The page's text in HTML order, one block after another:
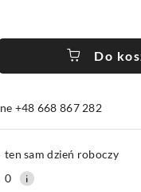
Do
+48 668 867 282
ten sam dzień roboczy
0